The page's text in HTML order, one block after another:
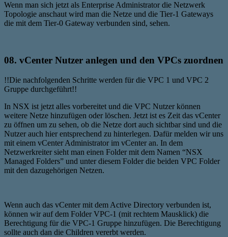
Wenn man sich jetzt als Enterprise Administrator die Netzwerk
Topologie anschaut wird man die Netze und die Tier-1 Gateways
die mit dem Tier-0 Gateway verbunden sind, sehen.
08. vCenter Nutzer anlegen und den VPCs zuordnen
!!Die nachfolgenden Schritte werden für die VPC 1 und VPC 2
Gruppe durchgeführt!!
In NSX ist jetzt alles vorbereitet und die VPC Nutzer können
weitere Netze hinzufügen oder löschen. Jetzt ist es Zeit das vCenter
zu öffnen um zu sehen, ob die Netze dort auch sichtbar sind und die
Nutzer auch hier entsprechend zu hinterlegen. Dafür melden wir uns
mit einem vCenter Administrator im vCenter an. In dem
Netzwerkreiter sieht man einen Folder mit dem Namen “NSX
Managed Folders” und unter diesem Folder die beiden VPC Folder
mit den dazugehörigen Netzen.
Wenn auch das vCenter mit dem Active Directory verbunden ist,
können wir auf dem Folder VPC-1 (mit rechtem Mausklick) die
Berechtigung für die VPC-1 Gruppe hinzufügen. Die Berechtigung
sollte auch dan die Children vererbt werden.